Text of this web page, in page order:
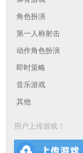
角色扮演
第一人称射击
动作角色扮演
即时策略
音乐游戏
其他
用户上传游戏！